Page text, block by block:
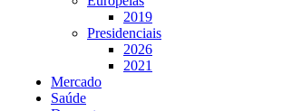
2019
Presidenciais
2026
2021
Mercado
Saúde